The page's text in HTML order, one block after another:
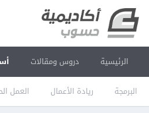
الرئيسية دروس ومقالات
البرمجة ريادة الأعمال العمل